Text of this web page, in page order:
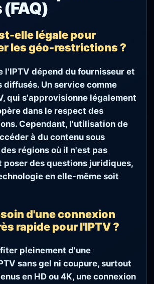
(FAQ)
elle légale pour
les géo-restrictions ?
l'IPTV dépend du fournisseur et
diffusés. Un service comme
qui s'approvisionne légalement
dans le respect des
Cependant, l'utilisation de
à du contenu sous
régions où il n'est pas
poser des questions juridiques,
en elle-même soit
d'une connexion
rapide pour l'IPTV ?
pleinement d'une
sans gel ni coupure, surtout
en HD ou 4K, une connexion